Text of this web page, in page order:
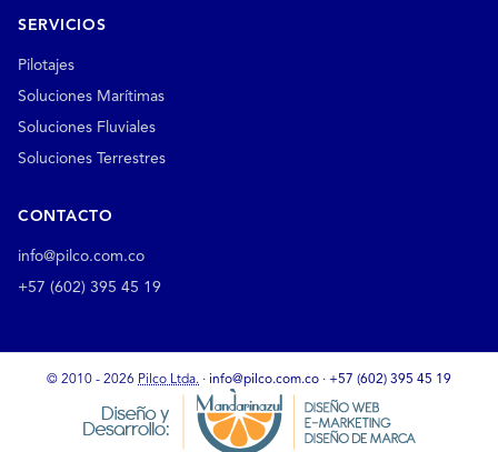
SERVICIOS
Pilotajes
Soluciones Marítimas
Soluciones Fluviales
Soluciones Terrestres
CONTACTO
info@pilco.com.co
+57 (602) 395 45 19
© 2010 - 2026 Pilco Ltda. · info@pilco.com.co · +57 (602) 395 45 19